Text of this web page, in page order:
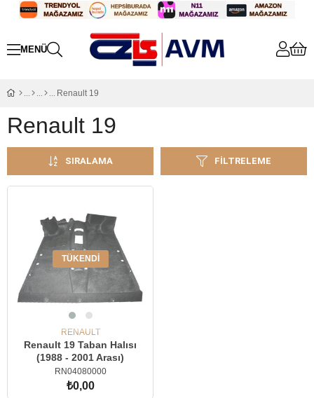
Renault 19
Renault 19
FILTRELEME
SIRALAMA
TÜKENDI
RENAULT
Renault 19 Taban Halısı
(1988 - 2001 Arası)
RN04080000
₺0,00